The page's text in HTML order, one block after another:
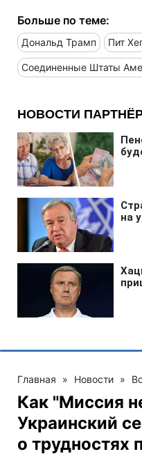
Больше по теме:
Дональд Трамп Пит
Соединенные Штаты
Главная » Новости »
Как "Миссия
Украинский
о трудностях